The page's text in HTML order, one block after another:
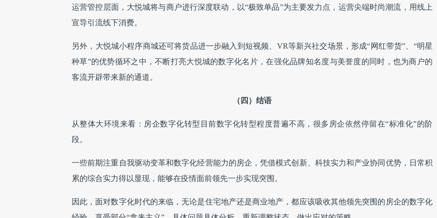
运营管控层面，大悦城将与商户进行深度联动，以“极致单品”为主要发力点，运营尖端时尚潮流，用线上
宣导引流线下消费。
另外，大悦城小程序商城还可将货品进一步融入到短视频、VR等新兴社交场景，形成“网红带货”、“明星
种草”的优势循环之中，不断打亮大悦城的数字化名片，在强化品牌知名度与美誉度的同时，也为商户的
客流开辟带来新的通道。
（四）结语
从整体大环境来看：房企数字化转型目前数字化转型程度普遍不高，很多房企依然停留在“标准化”的阶
段。
一些前期注重自我驱动变革和数字化经营能力的房企，凭借模式创新、科技实力和产业协同优势，日常积
累的综合实力得以显现，能够在疫情面前领先一步实现突围。
因此，面对数字化时代的来临，无论是住宅地产还是商业地产，都应该吸收其他领先突围的房企的数字化